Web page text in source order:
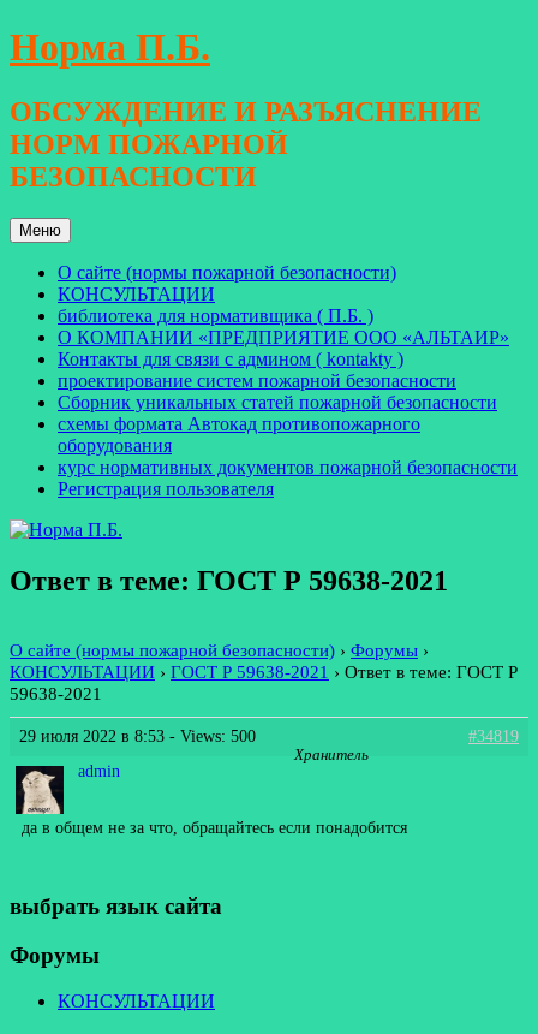
Перейти
к
Норма П.Б.
ОБСУЖДЕНИЕ И РАЗЪЯСНЕНИЕ
НОРМ ПОЖАРНОЙ
БЕЗОПАСНОСТИ
Меню
О сайте (нормы пожарной безопасности)
КОНСУЛЬТАЦИИ
библиотека для нормативщика ( П.Б. )
О КОМПАНИИ «ПРЕДПРИЯТИЕ ООО «АЛЬТАИР»
Контакты для связи с админом ( kontakty )
проектирование систем пожарной безопасности
Сборник уникальных статей пожарной безопасности
схемы формата Автокад противопожарного
оборудования
курс нормативных документов пожарной безопасности
Регистрация пользователя
Ответ в теме: ГОСТ Р 59638-2021
О сайте (нормы пожарной безопасности) › Форумы ›
КОНСУЛЬТАЦИИ › ГОСТ Р 59638-2021 › Ответ в теме: ГОСТ Р
59638-2021
29 июля 2022 в 8:53 - Views: 500
#34819
admin
Хранитель
да в общем не за что, обращайтесь если понадобится
выбрать язык сайта
Форумы
КОНСУЛЬТАЦИИ